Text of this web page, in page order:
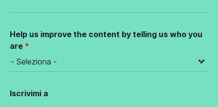
Help us improve the content by telling us who you
are
Iscrivimi a